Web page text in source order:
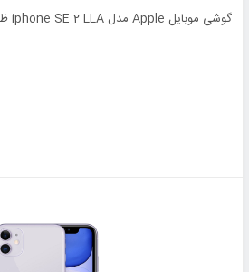
گوشی موبایل Apple مدل iphone SE 2 LLA ظرفیت 128GB - مشکی